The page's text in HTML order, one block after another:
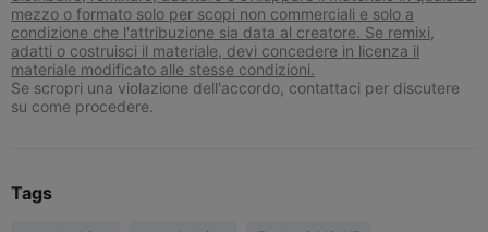
mezzo o formato solo per scopi non commerciali e solo a
condizione che l'attribuzione sia data al creatore. Se remixi,
adatti o costruisci il materiale, devi concedere in licenza il
materiale modificato alle stesse condizioni.
Se scropri una violazione dell'accordo, contattaci per discutere
su come procedere.
Tags